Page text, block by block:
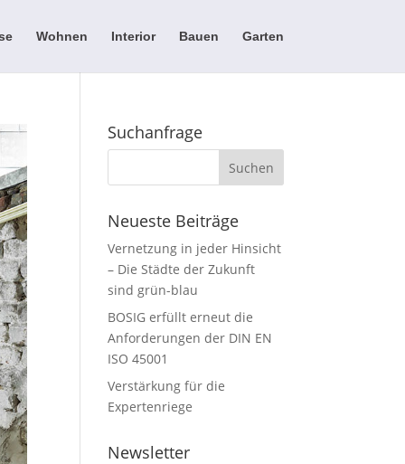
Wohnen Interior Bauen Garten
Suchanfrage
Neueste Beiträge
Vernetzung in jeder Hinsicht
– Die Städte der Zukunft
sind grün-blau
BOSIG erfüllt erneut die
Anforderungen der DIN EN
ISO 45001
Verstärkung für die
Expertenriege
Newsletter